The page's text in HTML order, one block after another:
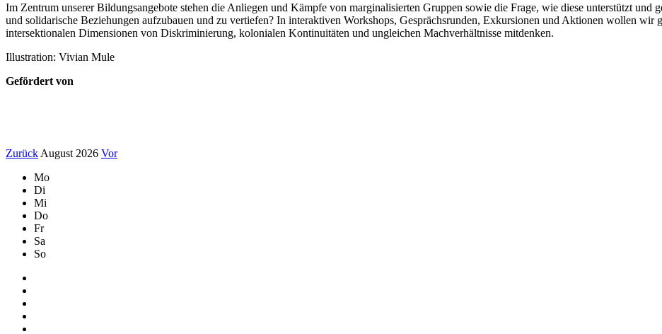
Im Zentrum unserer Bildungsangebote stehen die Anliegen und Kämpfe von marginalisierten Gruppen sowie die Frage, wie diese unterstützt und
und solidarische Beziehungen aufzubauen und zu vertiefen? In interaktiven Workshops, Gesprächsrunden, Exkursionen und Aktionen wollen wir
intersektionalen Dimensionen von Diskriminierung, kolonialen Kontinuitäten und ungleichen Machverhältnisse mitdenken.
Illustration: Vivian Mule
Gefördert von
Zurück August 2026 Vor
Mo
Di
Mi
Do
Fr
Sa
So